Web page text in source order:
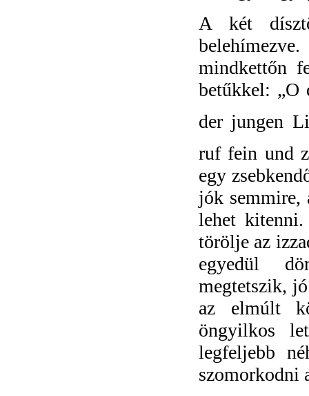
A két
mindkettőn
betűkkel: „O
der jungen
ruf fein und
egy
jók semmire,
lehet kitenni.
törölje az
egyedül
megtetszik,
az elmúlt
öngyilkos
legfeljebb
szomorkodni